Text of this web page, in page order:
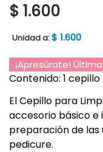
$ 1.600
Unidad a:$ 1.600
¡Apresúrate!
Contenido: 1
El Cepillo para
accesorio básico e
preparación de las
pedicure.